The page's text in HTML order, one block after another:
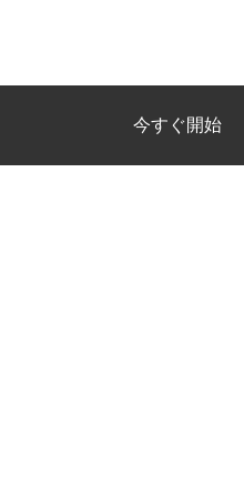
今すぐ開始